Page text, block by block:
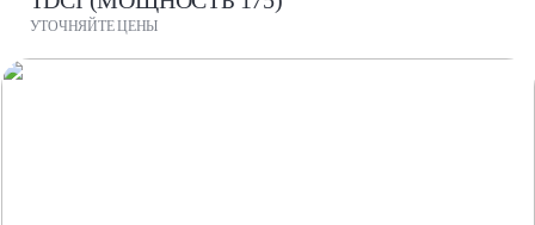
УТОЧНЯЙТЕ ЦЕНЫ